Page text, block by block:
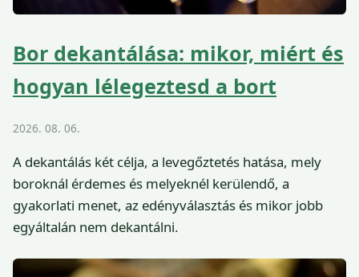
Bor dekantálása: mikor, miért és
hogyan lélegeztesd a bort
2026. 08. 06.
A dekantálás két célja, a levegőztetés hatása, mely
boroknál érdemes és melyeknél kerülendő, a
gyakorlati menet, az edényválasztás és mikor jobb
egyáltalán nem dekantálni.